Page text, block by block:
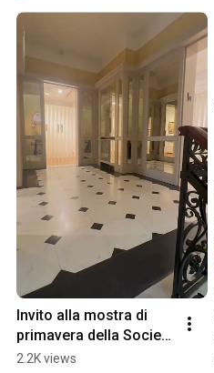
Invito alla mostra di
primavera della Società
di Belle Arti #arte #art
2.2K views